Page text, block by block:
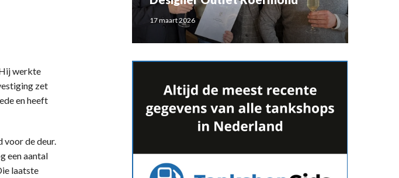
werkte
zet
en heeft
voor de deur.
een aantal
laatste
17 maart 2026